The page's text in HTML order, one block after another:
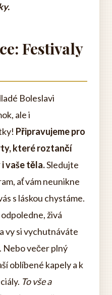
Festivaly
Boleslavi
ale i
Připravujeme pro
které roztančí
vaše těla.Sledujte
ať vám neunikne
s láskou chystáme.
živá
vy si vychutnáváte
Nebo večer plný
oblíbené kapely a k
To vše a